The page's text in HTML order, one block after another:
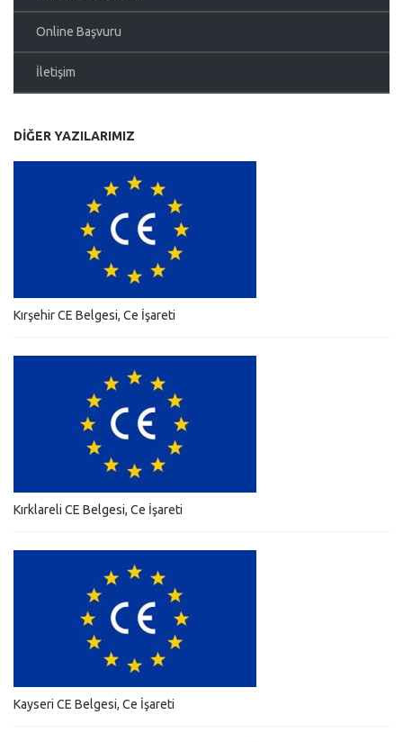
Online Başvuru
İletişim
DIĞER YAZILARIMIZ
Kırşehir CE Belgesi, Ce İşareti
Kırklareli CE Belgesi, Ce İşareti
Kayseri CE Belgesi, Ce İşareti